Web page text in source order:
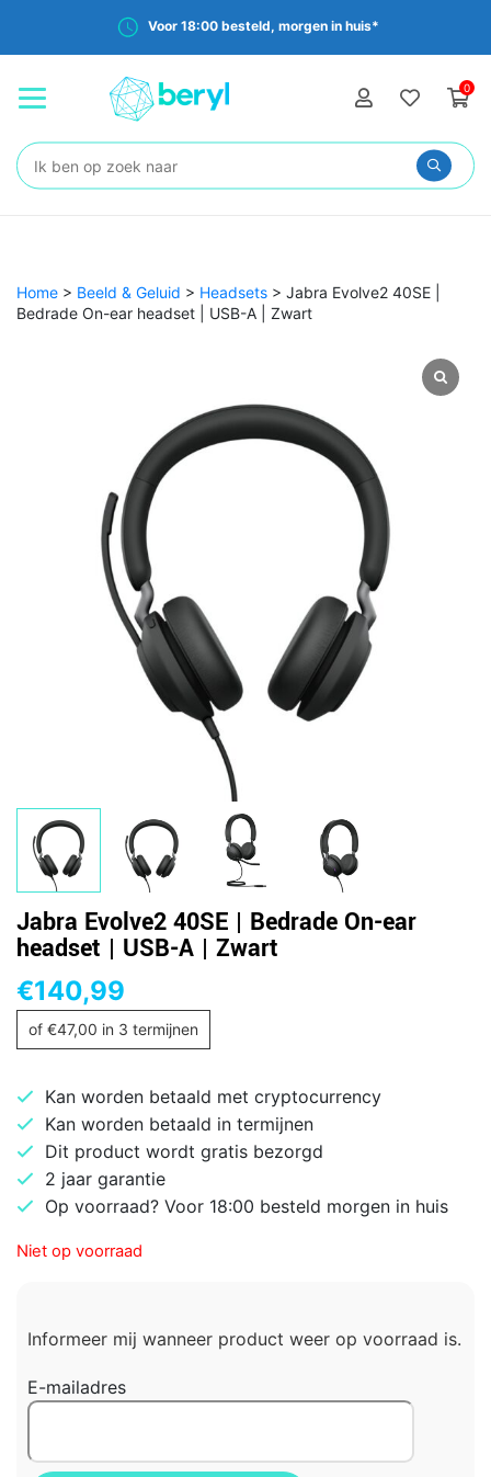
Voor 18:00 besteld, morgen in huis*
0
Zoeken:
Home > Beeld & Geluid > Headsets > Jabra Evolve2 40SE |
Bedrade On-ear headset | USB-A | Zwart
Jabra Evolve2 40SE | Bedrade On-ear
headset | USB-A | Zwart
€140,99
of €47,00 in 3 termijnen
Kan worden betaald met cryptocurrency
Kan worden betaald in termijnen
Dit product wordt gratis bezorgd
2 jaar garantie
Op voorraad? Voor 18:00 besteld morgen in huis
Niet op voorraad
Informeer mij wanneer product weer op voorraad is.
E-mailadres